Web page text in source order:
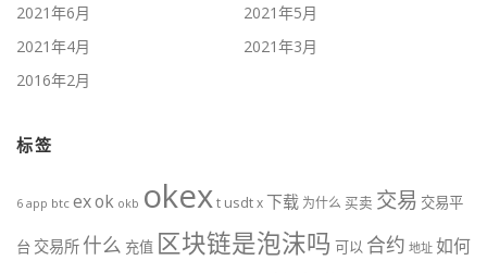
2021年6月
2021年5月
2021年4月
2021年3月
2016年2月
标签
6 app btc exok okb okext usdtx下载 为什么 买卖 交易 交易平
台 交易所 什么 充值 区块链是泡沫吗 可以 合约 地址 如何